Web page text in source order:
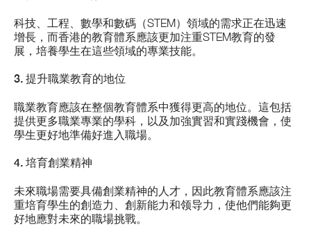
科技、工程、數學和數碼（STEM）領域的需求正在迅速
增長，而香港的教育體系應該更加注重STEM教育的發
展，培養學生在這些領域的專業技能。
3. 提升職業教育的地位
職業教育應該在整個教育體系中獲得更高的地位。這包括
提供更多職業專業的學科，以及加強實習和實踐機會，使
學生更好地準備好進入職場。
4. 培育創業精神
未來職場需要具備創業精神的人才，因此教育體系應該注
重培育學生的創造力、創新能力和领导力，使他們能夠更
好地應對未來的職場挑戰。